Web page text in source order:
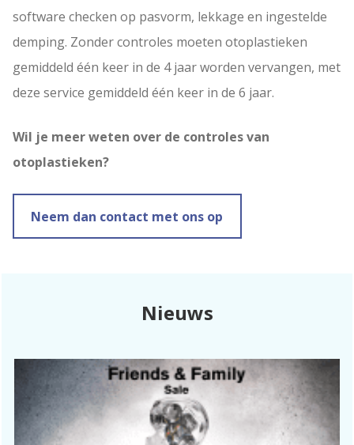
software checken op pasvorm, lekkage en ingestelde
demping. Zonder controles moeten otoplastieken
gemiddeld één keer in de 4 jaar worden vervangen, met
deze service gemiddeld één keer in de 6 jaar.
Wil je meer weten over de controles van
otoplastieken?
Neem dan contact met ons op
Nieuws